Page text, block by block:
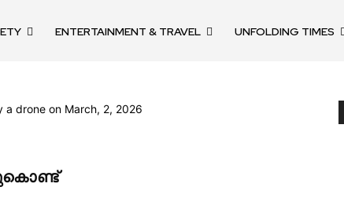
part
ENTERTAINMENT & TRAVEL UNFOLDING TIMES